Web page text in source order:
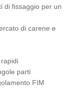
di fissaggio per un
di carene e
parti
FIM